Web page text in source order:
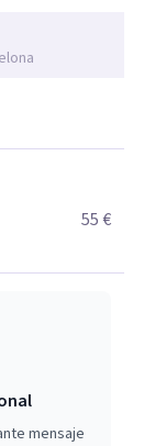
55 €
mensaje